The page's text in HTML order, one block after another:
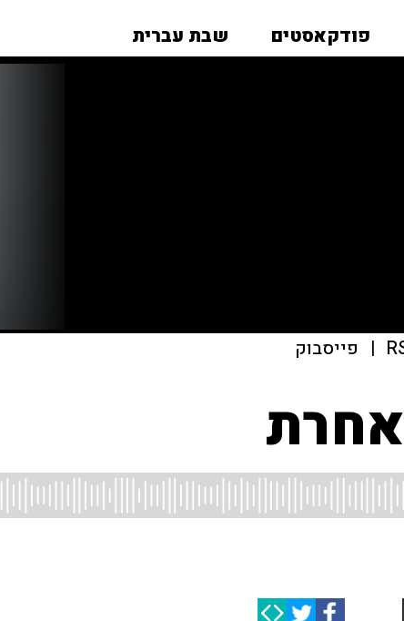
פודקאסטים שבת עברית
| פייסבוק